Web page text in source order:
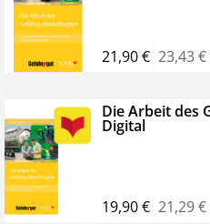
Übersicht wichtiger
Vorschriften-Alert für
u.v.m.
2. MAGAZIN &
zahlreichen Specials
21,90 € 23,43 €
Die Arbeit des
Digital
19,90 € 21,29 €